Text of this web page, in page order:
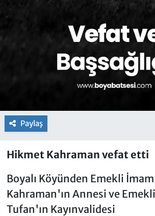
Paylaş
Hikmet Kahraman vefat etti
Boyalı Köyünden Emekli
Kahraman'ın Annesi ve
Tufan'ın Kayınvalidesi